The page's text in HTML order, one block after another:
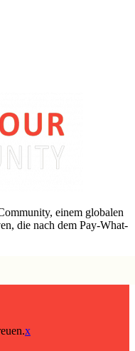
einem globalen
die nach dem Pay-What-
x